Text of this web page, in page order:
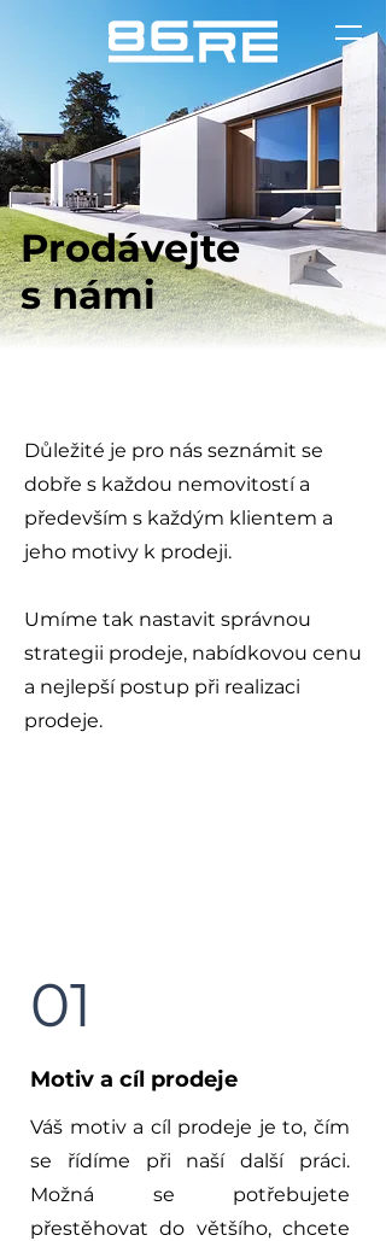
Prodávejte
s námi
Důležité je pro nás seznámit se
dobře s každou nemovitostí a
především s každým klientem a
jeho motivy k prodeji.
Umíme tak nastavit správnou
strategii prodeje, nabídkovou cenu
a nejlepší postup při realizaci
prodeje.
01
Motiv a cíl prodeje
Váš motiv a cíl prodeje je to, čím
se řídíme při naší další práci.
Možná se potřebujete
přestěhovat do většího, chcete